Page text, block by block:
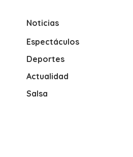
Noticias
Espectáculos
Deportes
Actualidad
Salsa